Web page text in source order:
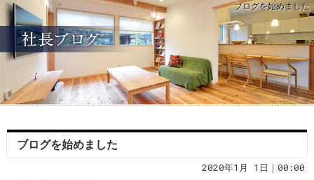
ブログを始めました
ブログを始めました
2020年1月 1日｜00:00